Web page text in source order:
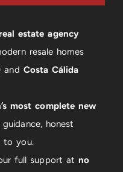
estate agency
resale homes
and Costa Cálida
most complete new
honest
to you.
full support at no